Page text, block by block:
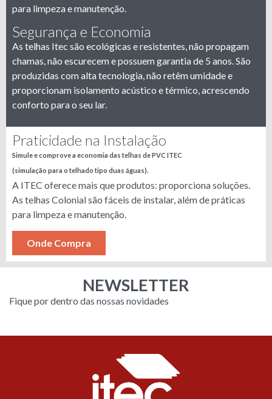
para limpeza e manutenção.
Segurança e Economia
As telhas Itec são ecológicas e resistentes, não propagam
chamas, não escurecem e possuem garantia de 5 anos. São
produzidas com alta tecnologia, não retêm umidade e
proporcionam isolamento acústico e térmico, acrescendo
conforto para o seu lar.
Praticidade na Instalação
Simule e comprove a economia das telhas de PVC ITEC
(simulação para o telhado tipo duas águas).
A ITEC oferece mais que produtos: proporciona soluções.
As telhas Colonial são fáceis de instalar, além de práticas
para limpeza e manutenção.
Onde Compra
NEWSLETTER
Fique por dentro das nossas novidades